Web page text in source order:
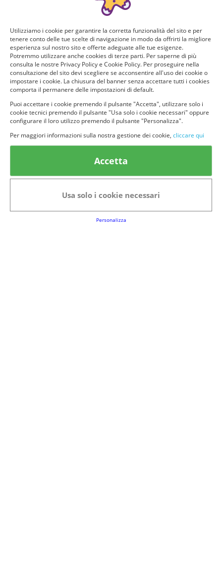
© provaprodottigratis.it 2023 | All Rights Reserved.
Alimenti e bevande
Nuovi prodotti
Senior
Utilizziamo i cookie per garantire la corretta funzionalità del sito e per
tenere conto delle tue scelte di navigazione in modo da offrirti la migliore
esperienza sul nostro sito e offerte adeguate alle tue esigenze.
Potremmo utilizzare anche cookies di terze parti. Per saperne di più
consulta le nostre Privacy Policy e Cookie Policy. Per proseguire nella
consultazione del sito devi scegliere se acconsentire all'uso dei cookie o
impostare i cookie. La chiusura del banner senza accettare tutti i cookies
comporta il permanere delle impostazioni di default.
Puoi accettare i cookie premendo il pulsante "Accetta", utilizzare solo i
cookie tecnici premendo il pulsante "Usa solo i cookie necessari" oppure
configurare il loro utilizzo premendo il pulsante "Personalizza".
Per maggiori informazioni sulla nostra gestione dei cookie, cliccare qui
Accetta
Usa solo i cookie necessari
Personalizza